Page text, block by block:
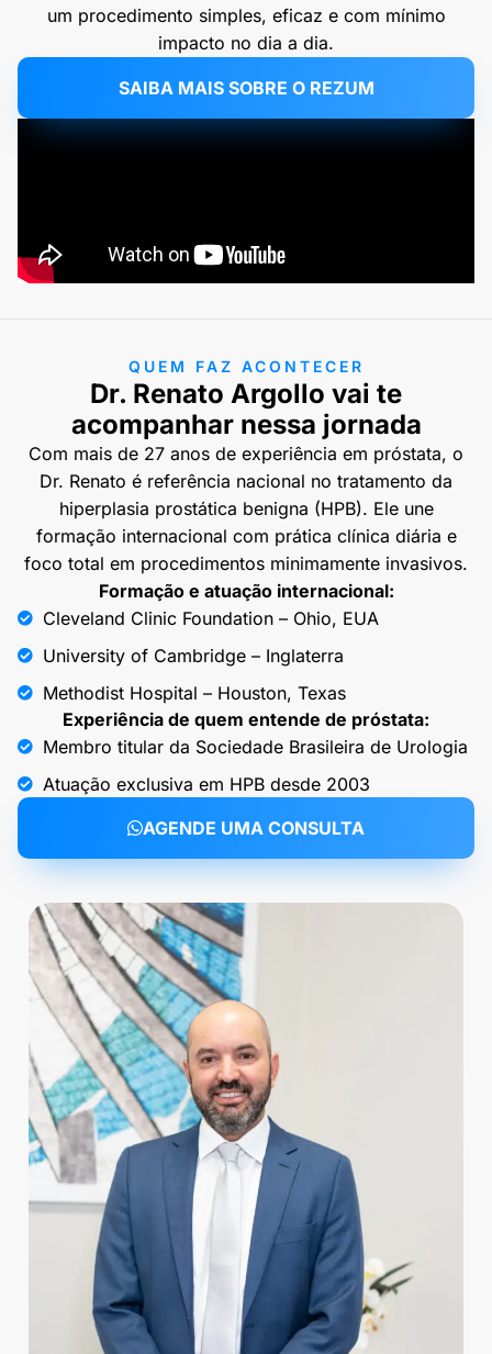
um procedimento simples, eficaz e com mínimo
impacto no dia a dia.
SAIBA MAIS SOBRE O REZUM
QUEM FAZ ACONTECER
Dr. Renato Argollo vai te
acompanhar nessa jornada
Com mais de 27 anos de experiência em próstata, o
Dr. Renato é referência nacional no tratamento da
hiperplasia prostática benigna (HPB). Ele une
formação internacional com prática clínica diária e
foco total em procedimentos minimamente invasivos.
Formação e atuação internacional:
Cleveland Clinic Foundation – Ohio, EUA
University of Cambridge – Inglaterra
Methodist Hospital – Houston, Texas
Experiência de quem entende de próstata:
Membro titular da Sociedade Brasileira de Urologia
Atuação exclusiva em HPB desde 2003
AGENDE UMA CONSULTA